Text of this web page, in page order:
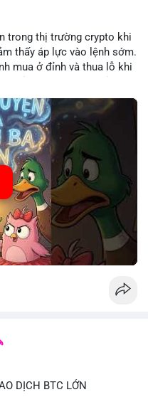
trong thị trường crypto khi
thấy áp lực vào lệnh sớm.
mua ở đỉnh và thua lỗ khi
DỊCH BTC LỚN